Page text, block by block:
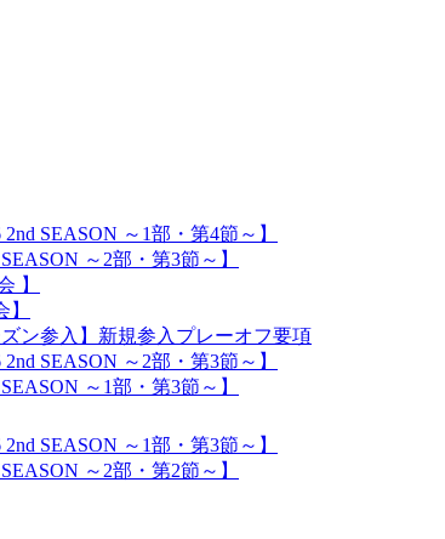
SEASON ～1部・第4節～】
～2部・第3節～】
】
ン参入】新規参入プレーオフ要項
SEASON ～2部・第3節～】
～1部・第3節～】
SEASON ～1部・第3節～】
～2部・第2節～】